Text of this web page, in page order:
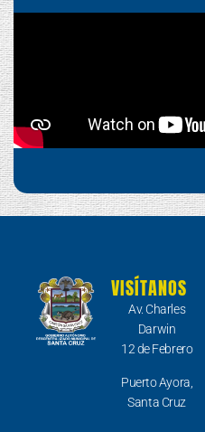
VISÍTANOS
Av. Charles
Darwin
12 de Febrero
Puerto Ayora,
Santa Cruz